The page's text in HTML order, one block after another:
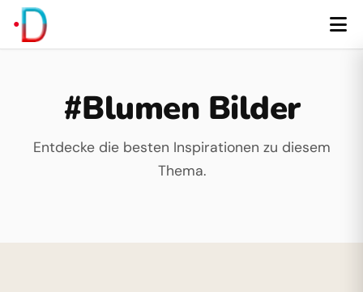
#Blumen Bilder
Entdecke die besten Inspirationen zu diesem
Thema.